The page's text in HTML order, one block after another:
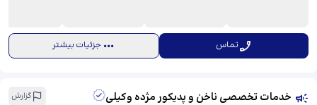
تماس جزئیات بیشتر
خدمات تخصصی ناخن و پدیکور مژده وکیلی
گزارش